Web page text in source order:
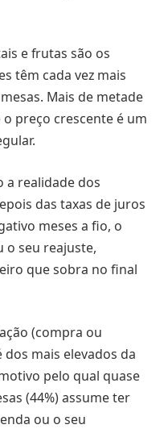
e frutas são os
têm cada vez mais
Mais de metade
preço crescente é um
a realidade dos
das taxas de juros
meses a fio, o
o seu reajuste,
que sobra no final
(compra ou
mais elevados da
pelo qual quase
(44%) assume ter
ou o seu